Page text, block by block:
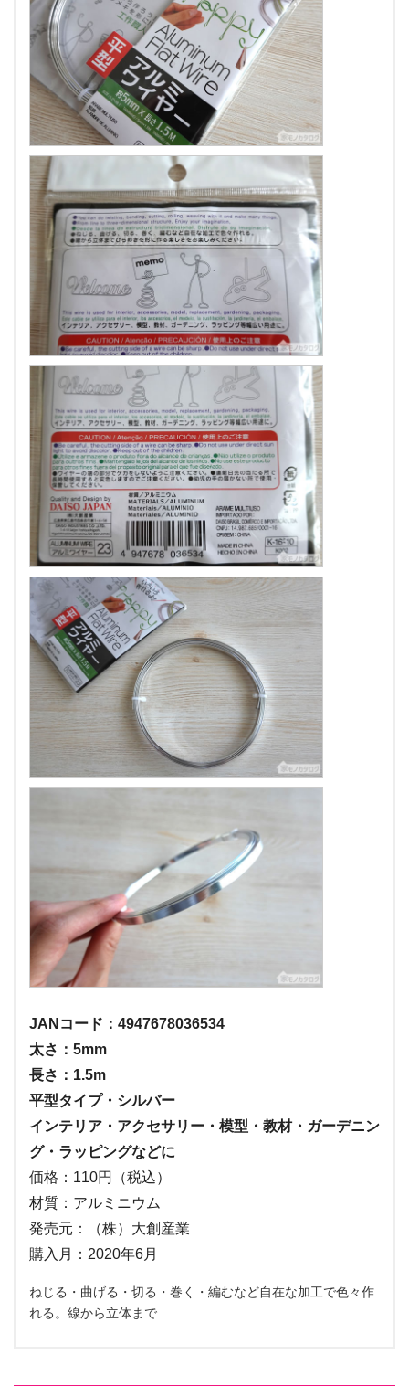
JANコード：4947678036534
太さ：5mm
長さ：1.5m
平型タイプ・シルバー
インテリア・アクセサリー・模型・教材・ガーデニン
グ・ラッピングなどに
価格：110円（税込）
材質：アルミニウム
発売元：（株）大創産業
購入月：2020年6月
ねじる・曲げる・切る・巻く・編むなど自在な加工で色々作
れる。線から立体まで